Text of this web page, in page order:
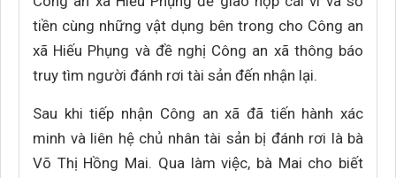
tiền cùng những vật dụng bên trong cho Công an
xã Hiếu Phụng và đề nghị Công an xã thông báo
truy tìm người đánh rơi tài sản đến nhận lại.
Sau khi tiếp nhận Công an xã đã tiến hành xác
minh và liên hệ chủ nhân tài sản bị đánh rơi là bà
Võ Thị Hồng Mai. Qua làm việc, bà Mai cho biết